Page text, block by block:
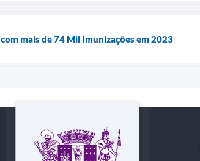
mais de 74 Mil Imunizações em 2023